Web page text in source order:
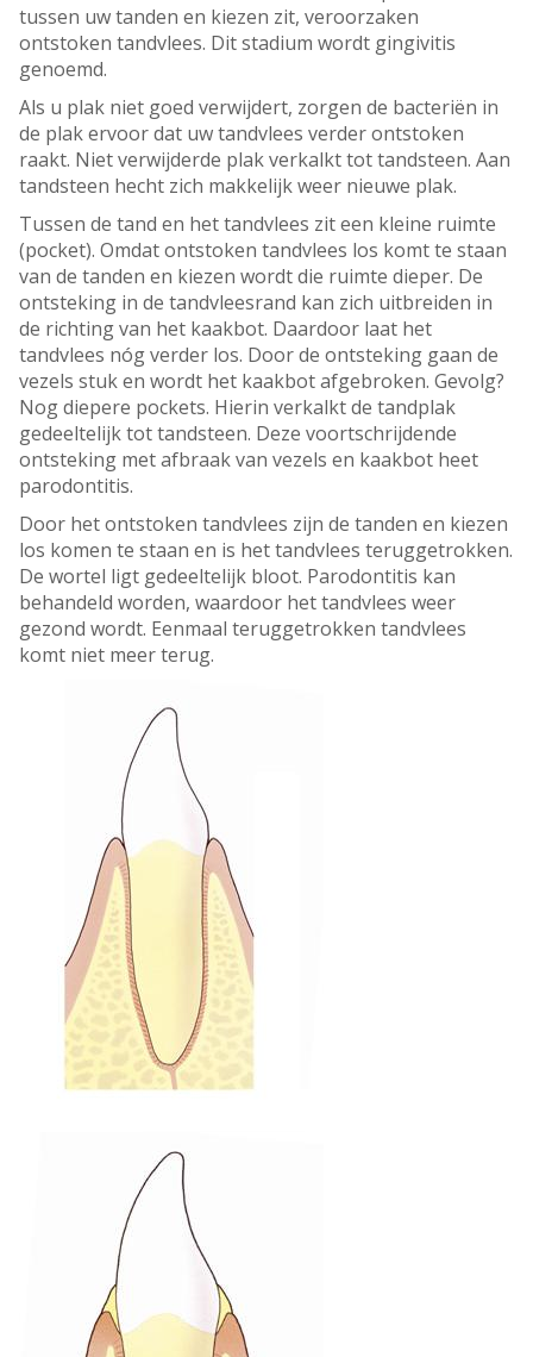
tussen uw tanden en kiezen zit, veroorzaken
ontstoken tandvlees. Dit stadium wordt gingivitis
genoemd.
Als u plak niet goed verwijdert, zorgen de bacteriën in
de plak ervoor dat uw tandvlees verder ontstoken
raakt. Niet verwijderde plak verkalkt tot tandsteen. Aan
tandsteen hecht zich makkelijk weer nieuwe plak.
Tussen de tand en het tandvlees zit een kleine ruimte
(pocket). Omdat ontstoken tandvlees los komt te staan
van de tanden en kiezen wordt die ruimte dieper. De
ontsteking in de tandvleesrand kan zich uitbreiden in
de richting van het kaakbot. Daardoor laat het
tandvlees nóg verder los. Door de ontsteking gaan de
vezels stuk en wordt het kaakbot afgebroken. Gevolg?
Nog diepere pockets. Hierin verkalkt de tandplak
gedeeltelijk tot tandsteen. Deze voortschrijdende
ontsteking met afbraak van vezels en kaakbot heet
parodontitis.
Door het ontstoken tandvlees zijn de tanden en kiezen
los komen te staan en is het tandvlees teruggetrokken.
De wortel ligt gedeeltelijk bloot. Parodontitis kan
behandeld worden, waardoor het tandvlees weer
gezond wordt. Eenmaal teruggetrokken tandvlees
komt niet meer terug.